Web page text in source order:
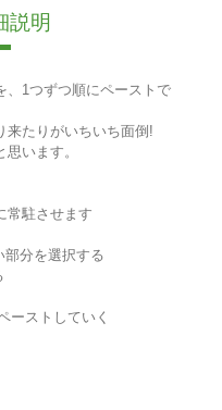
説明
、1つずつ順にペーストで
来たりがいちいち面倒!
います。
常駐させます
部分を選択する
ーストしていく